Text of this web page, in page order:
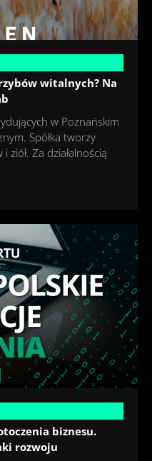
witalnych? Na
w Poznańskim
Spółka tworzy
Za działalnością
biznesu.
rozwoju